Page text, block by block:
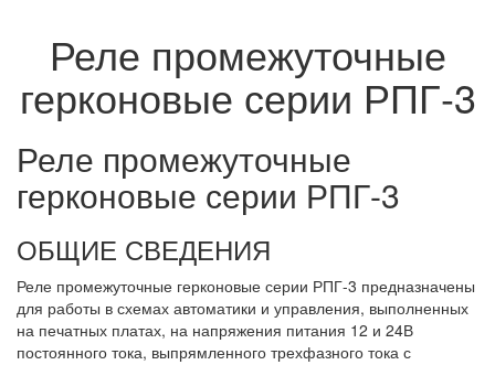
Реле промежуточные
герконовые серии РПГ-3
Реле промежуточные
герконовые серии РПГ-3
ОБЩИЕ СВЕДЕНИЯ
Реле промежуточные герконовые серии РПГ-3 предназначены
для работы в схемах автоматики и управления, выполненных
на печатных платах, на напряжения питания 12 и 24В
постоянного тока, выпрямленного трехфазного тока с